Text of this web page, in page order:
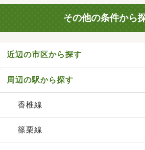
その他の条件から
近辺の市区から探す
周辺の駅から探す
香椎線
篠栗線